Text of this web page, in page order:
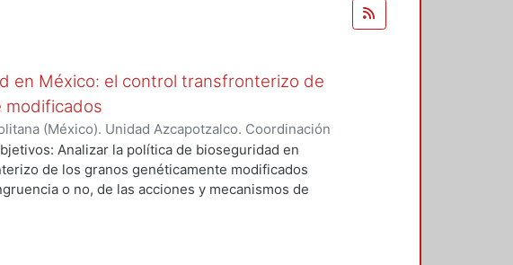
en México: el control transfronterizo de
modificados
(México). Unidad Azcapotzalco. Coordinación
10-30)AVILA DOMINGUEZ, JORGE
Analizar la política de bioseguridad en
de los granos genéticamente modificados
o no, de las acciones y mecanismos de